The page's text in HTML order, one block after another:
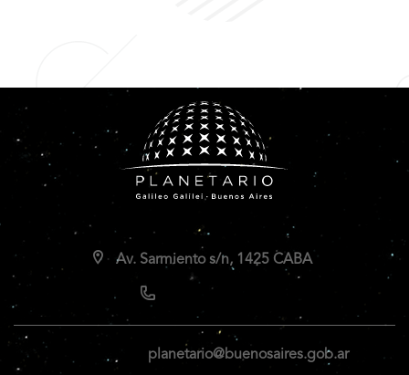
Av. Sarmiento s/n, 1425 CABA
planetario@buenosaires.gob.ar